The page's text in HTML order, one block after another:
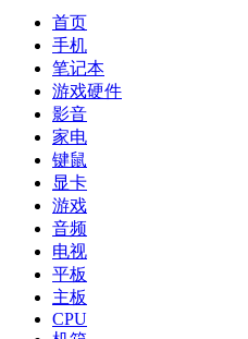
首页
手机
笔记本
游戏硬件
影音
家电
键鼠
显卡
游戏
音频
电视
平板
主板
CPU